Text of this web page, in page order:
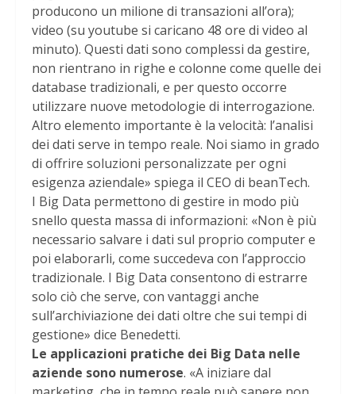
producono un milione di transazioni all’ora);
video (su youtube si caricano 48 ore di video al
minuto). Questi dati sono complessi da gestire,
non rientrano in righe e colonne come quelle dei
database tradizionali, e per questo occorre
utilizzare nuove metodologie di interrogazione.
Altro elemento importante è la velocità: l’analisi
dei dati serve in tempo reale. Noi siamo in grado
di offrire soluzioni personalizzate per ogni
esigenza aziendale» spiega il CEO di beanTech.
I Big Data permettono di gestire in modo più
snello questa massa di informazioni: «Non è più
necessario salvare i dati sul proprio computer e
poi elaborarli, come succedeva con l’approccio
tradizionale. I Big Data consentono di estrarre
solo ciò che serve, con vantaggi anche
sull’archiviazione dei dati oltre che sui tempi di
gestione» dice Benedetti.
Le applicazioni pratiche dei Big Data nelle
aziende sono numerose. «A iniziare dal